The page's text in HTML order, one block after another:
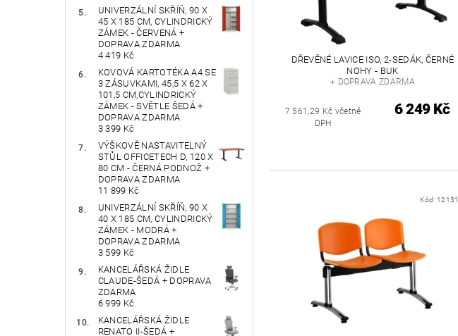
UNIVERZÁLNÍ SKŘÍŇ, 90 X
45 X 185 CM, CYLINDRICKÝ
ZÁMEK - ČERVENÁ +
DOPRAVA ZDARMA
4 419 Kč
KOVOVÁ KARTOTÉKA A4 SE
3 ZÁSUVKAMI, 45,5 X 62 X
101,5 CM,CYLINDRICKÝ
ZÁMEK - SVĚTLE ŠEDÁ +
DOPRAVA ZDARMA
3 399 Kč
VÝŠKOVĚ NASTAVITELNÝ
STŮL OFFICETECH D, 120 X
80 CM - ČERNÁ PODNOŽ +
DOPRAVA ZDARMA
11 899 Kč
UNIVERZÁLNÍ SKŘÍŇ, 90 X
40 X 185 CM, CYLINDRICKÝ
ZÁMEK - MODRÁ +
DOPRAVA ZDARMA
3 599 Kč
KANCELÁŘSKÁ ŽIDLE
CLAUDE-ŠEDÁ + DOPRAVA
ZDARMA
6 999 Kč
KANCELÁŘSKÁ ŽIDLE
RENATO II-ŠEDÁ +
DŘEVĚNÉ LAVICE ISO, 2-SEDÁK, ČERNÉ
NOHY - BUK
+ DOPRAVA ZDARMA
7 561,29 Kč včetně
DPH
6 249 Kč
Kód: 12131